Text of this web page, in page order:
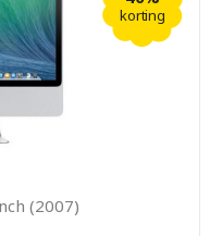
korting
(2007)